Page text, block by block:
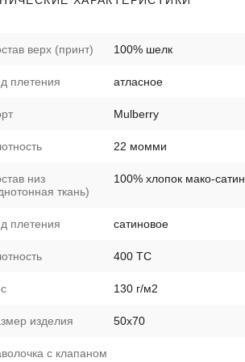
верх (принт) 100% шелк
плетения атласное
Mulberry
22 момми
низ
ткань)
100% хлопок мако-сатин
плетения сатиновое
400 ТС
130 г/м2
изделия 50х70
с клапаном